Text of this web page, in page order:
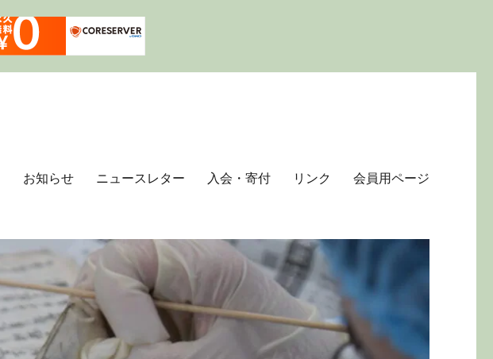
お知らせ ニュースレター 入会・寄付 リンク 会員用ページ